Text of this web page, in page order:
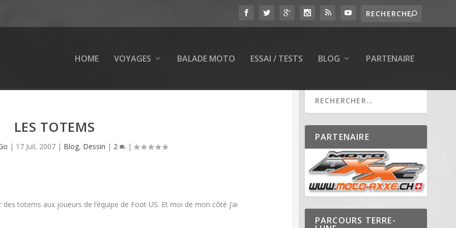
HOME VOYAGES BALADE MOTO ESSAI / TESTS BLOG PARTENAIRE
LES TOTEMS
| 17 Juil, 2007| Blog, Dessin | 2 |
totems aux joueurs de l’équipe de Foot US. Et moi de mon côté j’ai
PARTENAIRE
PARCOURS TERRE-